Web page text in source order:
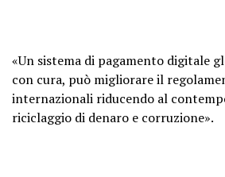
«Un sistema di pagamento digitale
con cura, può migliorare il
internazionali riducendo al
riciclaggio di denaro e corruzione».